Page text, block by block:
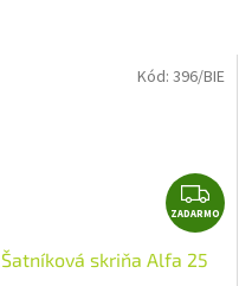
Z
A
ZADARMO
Šatníková skriňa Alfa 25
Kód:396/BIE